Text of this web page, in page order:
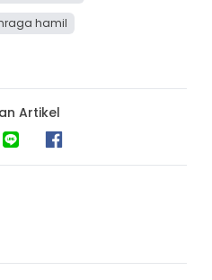
hamil
Artikel